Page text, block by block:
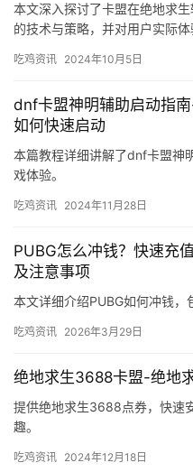
本文深入探讨了卡盟在绝地求
的技术与策略，并对用户实际
吃鸡资讯 2024年10月5日
dnf卡盟神明辅助启动指
如何快速启动
本篇教程详细讲解了dnf卡盟神
戏体验。
吃鸡资讯 2024年11月28日
PUBG怎么冲钱？快速充
及注意事项
本文详细介绍PUBG如何冲钱，
吃鸡资讯 2026年3月29日
绝地求生3688卡盟-绝地
提供绝地求生3688点券，快速
趣。
吃鸡资讯 2024年12月18日